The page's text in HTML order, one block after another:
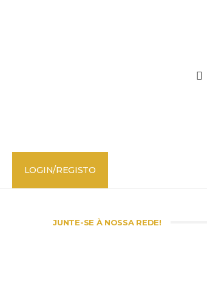
LOGIN/REGISTO
JUNTE-SE À NOSSA REDE!